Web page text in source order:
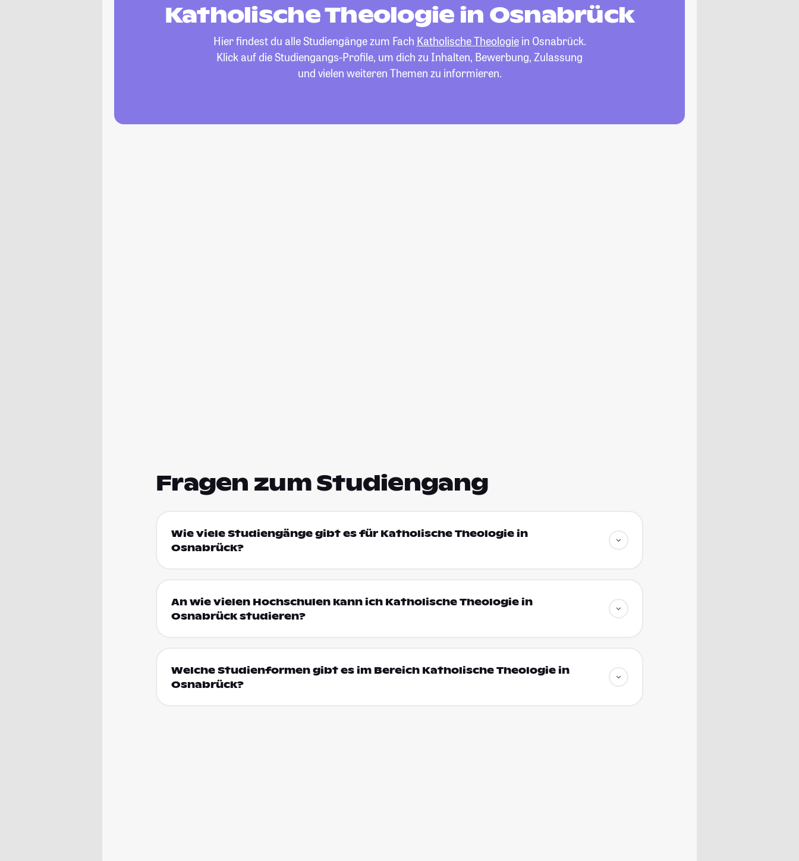
Katholische Theologie in Osnabrück
Hier findest du alle Studiengänge zum Fach Katholische Theologiein Osnabrück.
Klick auf die Studiengangs-Profile, um dich zu Inhalten, Bewerbung, Zulassung
und vielen weiteren Themen zu informieren.
Fragen zum Studiengang
Wie viele Studiengänge gibt es für Katholische Theologie in
Osnabrück?
An wie vielen Hochschulen kann ich Katholische Theologie in
Osnabrück studieren?
Welche Studienformen gibt es im Bereich Katholische Theologie in
Osnabrück?